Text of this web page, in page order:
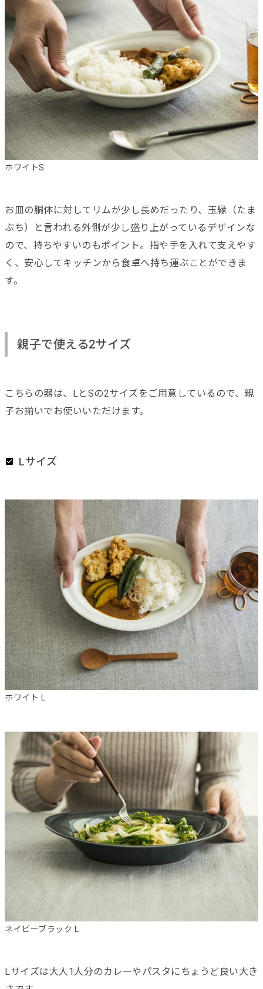
ホワイトS
お皿の胴体に対してリムが少し長めだったり、玉縁（たま
ぶち）と言われる外側が少し盛り上がっているデザインな
ので、持ちやすいのもポイント。指や手を入れて支えやす
く、安心してキッチンから食卓へ持ち運ぶことができま
す。
親子で使える2サイズ
こちらの器は、LとSの2サイズをご用意しているので、親
子お揃いでお使いいただけます。
Lサイズ
ホワイト L
ネイビーブラック L
Lサイズは大人1人分のカレーやパスタにちょうど良い大き